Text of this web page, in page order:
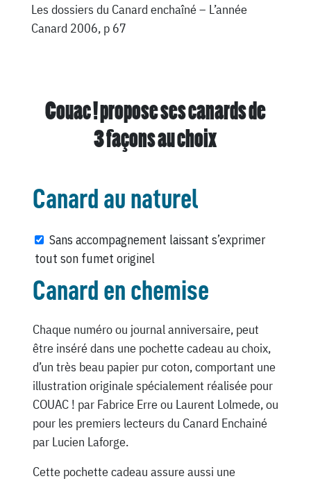
Les dossiers du Canard enchaîné – L’année
Canard 2006, p 67
Couac ! propose ses canards de
3 façons au choix
Canard au naturel
Sans accompagnement laissant s’exprimer
tout son fumet originel
Canard en chemise
Chaque numéro ou journal anniversaire, peut
être inséré dans une pochette cadeau au choix,
d’un très beau papier pur coton, comportant une
illustration originale spécialement réalisée pour
COUAC ! par Fabrice Erre ou Laurent Lolmede, ou
pour les premiers lecteurs du Canard Enchainé
par Lucien Laforge.
Cette pochette cadeau assure aussi une